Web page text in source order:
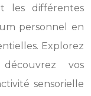
les différentes
personnel en
Explorez
vos
sensorielle